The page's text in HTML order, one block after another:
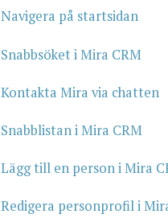
Navigera på startsidan
Snabbsöket i Mira CRM
Kontakta Mira via chatten
Snabblistan i Mira CRM
Lägg till en person i Mira
Redigera personprofil i